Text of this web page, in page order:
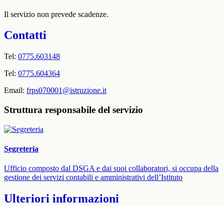
Il servizio non prevede scadenze.
Contatti
Tel: 0775.603148
Tel: 0775.604364
Email: frps070001@istruzione.it
Struttura responsabile del servizio
Segreteria
Ufficio composto dal DSGA e dai suoi collaboratori, si occupa della
gestione dei servizi contabili e amministrativi dell’Istituto
Ulteriori informazioni